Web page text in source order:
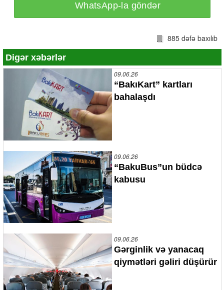
WhatsApp-la göndər
885 dəfə baxılıb
Digər xəbərlər
09.06.26
“BakıKart” kartları
bahalaşdı
09.06.26
“BakuBus”un büdcə
kabusu
09.06.26
Gərginlik və yanacaq
qiymətləri gəliri düşürür